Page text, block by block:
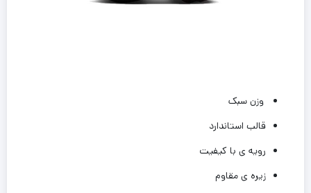
وزن سبک
قالب استاندارد
رویه ی با کیفیت
زیره ی مقاوم